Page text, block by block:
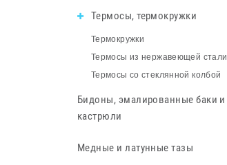
Термосы, термокружки
Термокружки
Термосы из нержавеющей стали
Термосы со стеклянной колбой
Бидоны, эмалированные баки и
кастрюли
Медные и латунные тазы